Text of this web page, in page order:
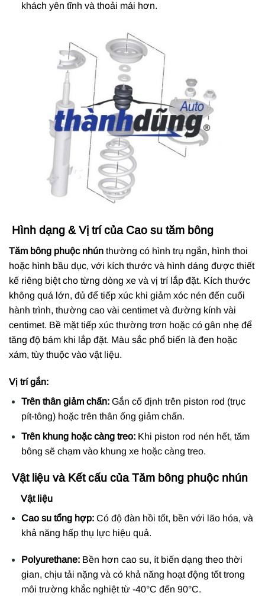
khách yên tĩnh và thoải mái hơn.
Hình dạng & Vị trí của Cao su tăm bông
Tăm bông phuộc nhún thường có hình trụ ngắn, hình thoi
hoặc hình bầu dục, với kích thước và hình dáng được thiết
kế riêng biệt cho từng dòng xe và vị trí lắp đặt. Kích thước
không quá lớn, đủ để tiếp xúc khi giảm xóc nén đến cuối
hành trình, thường cao vài centimet và đường kính vài
centimet. Bề mặt tiếp xúc thường trơn hoặc có gân nhẹ để
tăng độ bám khi lắp đặt. Màu sắc phổ biến là đen hoặc
xám, tùy thuộc vào vật liệu.
Vị trí gắn:
Trên thân giảm chấn:Gắn cố định trên piston rod (trục
pít-tông) hoặc trên thân ống giảm chấn.
Trên khung hoặc càng treo:Khi piston rod nén hết, tăm
bông sẽ chạm vào khung xe hoặc càng treo.
Vật liệu và Kết cấu của Tăm bông phuộc nhún
Vật liệu
Cao su tổng hợp: Có độ đàn hồi tốt, bền với lão hóa, và
khả năng hấp thụ lực hiệu quả.
Polyurethane: Bền hơn cao su, ít biến dạng theo thời
gian, chịu tải nặng và có khả năng hoạt động tốt trong
môi trường khắc nghiệt từ -40°C đến 90°C.